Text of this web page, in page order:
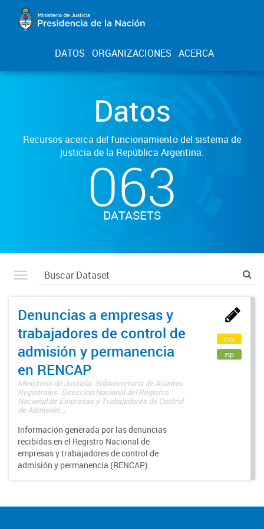
DATOS ORGANIZACIONES ACERCA
Datos
Recursos acerca del funcionamiento del sistema de
justicia de la República Argentina.
063
DATASETS
Denuncias a empresas y
trabajadores de control de
admisión y permanencia
en RENCAP
Ministerio de Justicia. Subsecretaría de Asuntos
Registrales. Dirección Nacional del Registro
Nacional de Empresas y Trabajadores de Control
de Admisión...
Información generada por las denuncias
recibidas en el Registro Nacional de
empresas y trabajadores de control de
admisión y permanencia (RENCAP).
csv
zip